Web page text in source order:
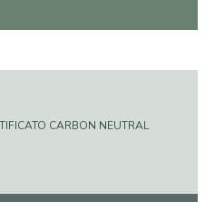
CARBON NEUTRAL